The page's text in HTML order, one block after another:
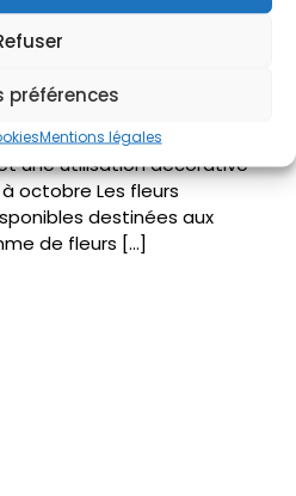
préférences
Mentions légales
Bleue, blanche,
Saveur florale délicate et
et la finesse de leurs
une utilisation décorative
à octobre Les fleurs
destinées aux
de fleurs […]